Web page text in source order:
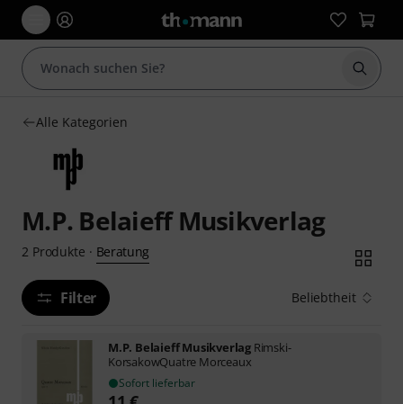
Suche
Alle Kategorien
M.P. Belaieff Musikverlag
2 Produkte · Beratung
Filter Beliebtheit
M.P. Belaieff Musikverlag Rimski-
KorsakowQuatre Morceaux
Sofort lieferbar